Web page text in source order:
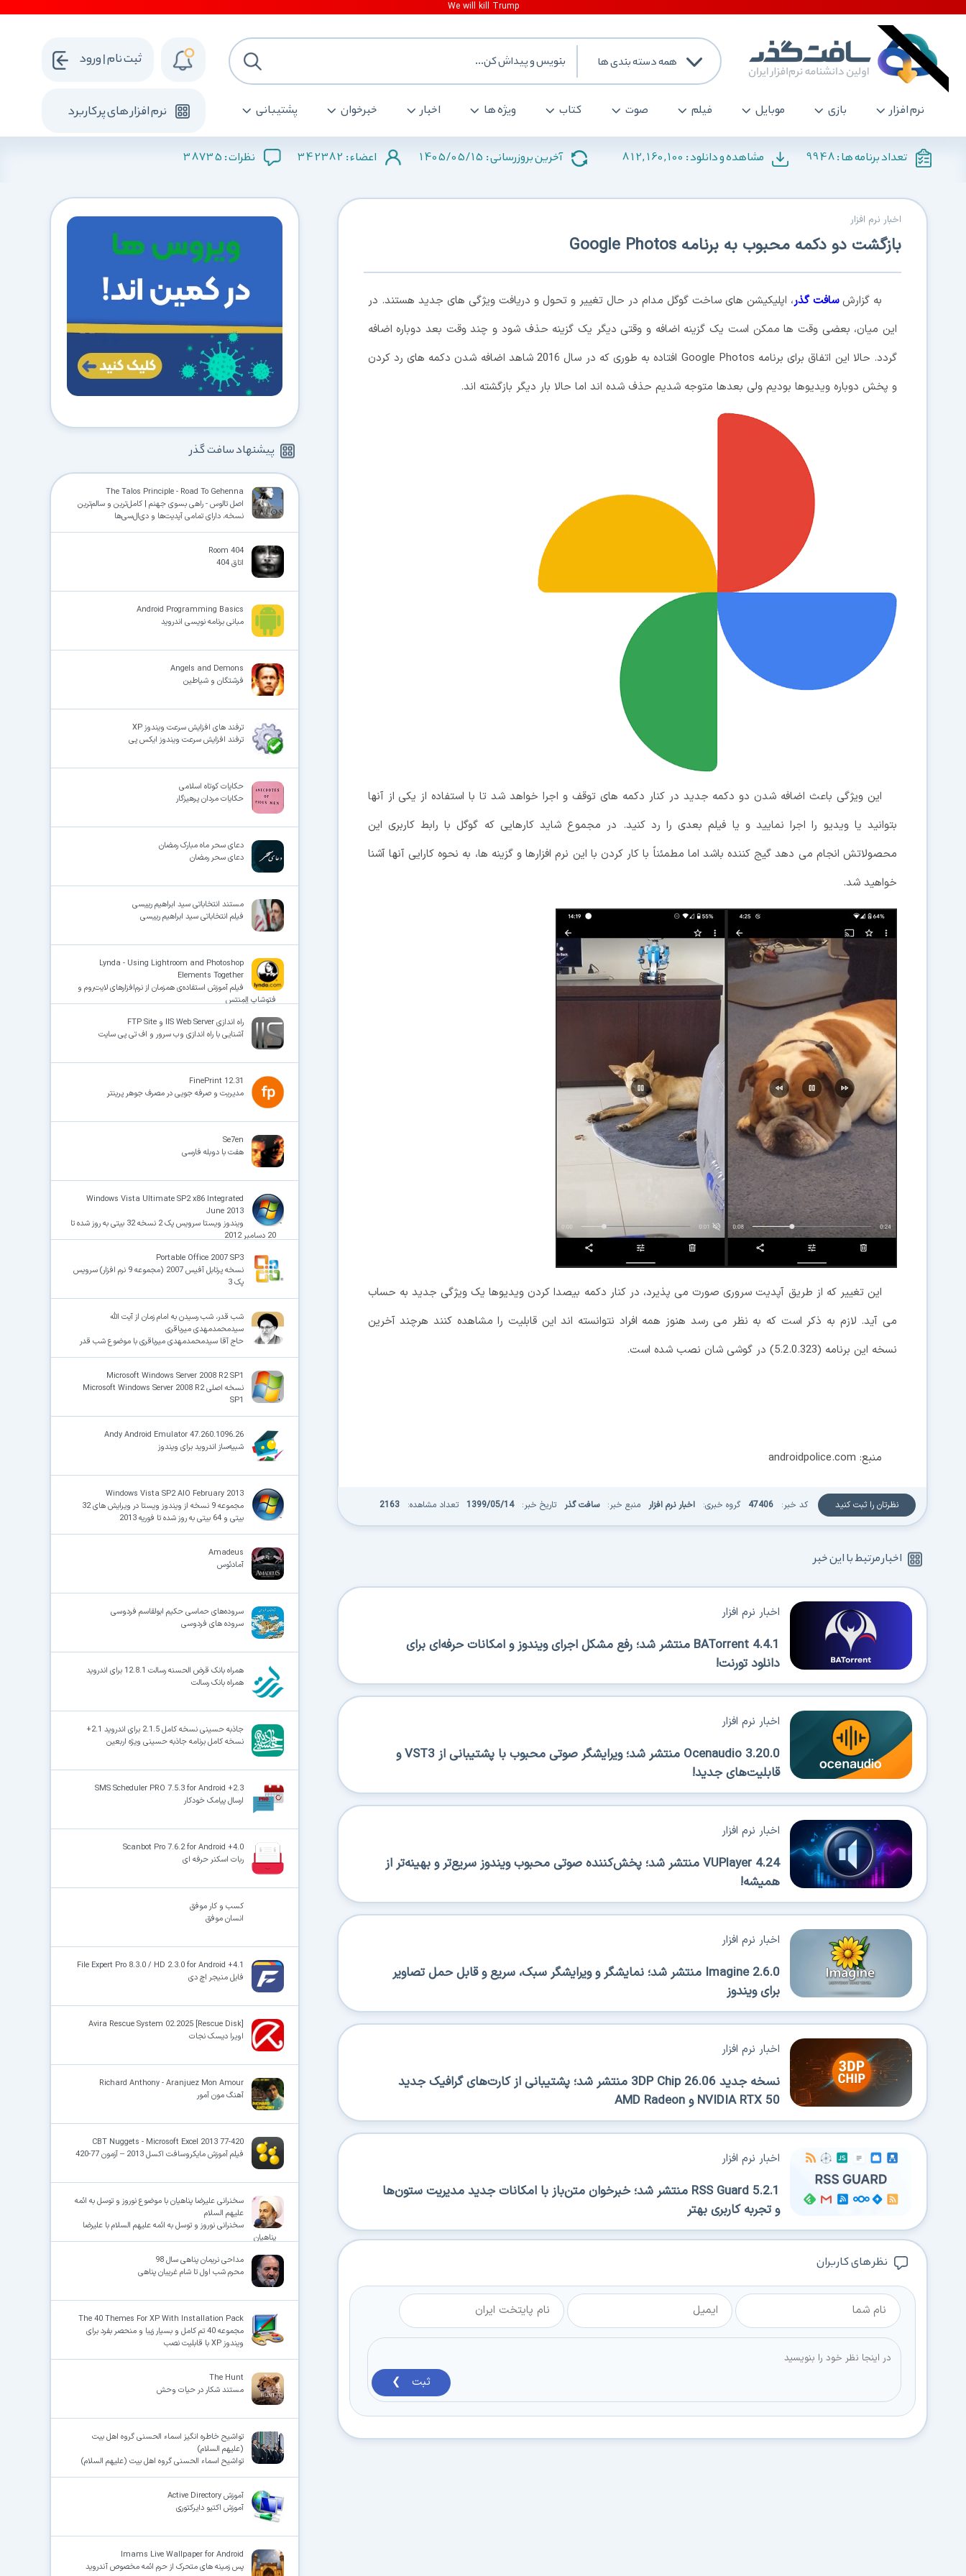
همه دسته بندی ها
نرم افزار بازی موبایل فیلم صوت کتاب ویژه ها اخبار خبرخوان پشتیبانی نرم افزار های پرکاربرد
ثبت نام | ورود
تعداد برنامه ها :9948 مشاهده و دانلود : 812,160,100 آخرین بروزرسانی : 1405/05/15 اعضاء : 342382 نظرات : 38735
اخبار نرم افزار
بازگشت دو دکمه محبوب به برنامه Google Photos
به گزارش سافت گذر، اپلیکیشن های ساخت گوگل مدام در حال تغییر و تحول و دریافت ویژگی های جدید هستند. در
این میان، بعضی وقت ها ممکن است یک گزینه اضافه و وقتی دیگر یک گزینه حذف شود و چند وقت بعد دوباره اضافه
گردد. حالا این اتفاق برای برنامه Google Photos افتاده به طوری که در سال 2016 شاهد اضافه شدن دکمه های رد کردن
و پخش دوباره ویدیوها بودیم ولی بعدها متوجه شدیم حذف شده اند اما حالا بار دیگر بازگشته اند.
این ویژگی باعث اضافه شدن دو دکمه جدید در کنار دکمه های توقف و اجرا خواهد شد تا با استفاده از یکی از آنها
بتوانید یا ویدیو را اجرا نمایید و یا فیلم بعدی را رد کنید. در مجموع شاید کارهایی که گوگل با رابط کاربری این
محصولاتش انجام می دهد گیج کننده باشد اما مطمئناً با کار کردن با این نرم افزارها و گزینه ها، به نحوه کارایی آنها آشنا
خواهید شد.
این تغییر که از طریق آپدیت سروری صورت می پذیرد، در کنار دکمه بیصدا کردن ویدیوها یک ویژگی جدید به حساب
می آید. لازم به ذکر است که به نظر می رسد هنوز همه افراد نتوانسته اند این قابلیت را مشاهده کنند هرچند آخرین
نسخه این برنامه (5.2.0.323) در گوشی شان نصب شده است.
منبع: androidpolice.com
نظرتان را ثبت کنید کد خبر: 47406 گروه خبری: اخبار نرم افزار منبع خبر: سافت گذر تاریخ خبر: 1399/05/14 تعداد مشاهده: 2163
اخبار مرتبط با این خبر
BATorrent 4.4.1 منتشر شد؛ رفع مشکل اجرای ویندوز و امکانات حرفه‌ای برای
دانلود تورنت!
اخبار نرم افزار
Ocenaudio 3.20.0 منتشر شد؛ ویرایشگر صوتی محبوب با پشتیبانی از VST3 و
قابلیت‌های جدید!
اخبار نرم افزار
VUPlayer 4.24 منتشر شد؛ پخش‌کننده صوتی محبوب ویندوز سریع‌تر و بهینه‌تر از
همیشه!
اخبار نرم افزار
Imagine 2.6.0 منتشر شد؛ نمایشگر و ویرایشگر سبک، سریع و قابل حمل تصاویر
برای ویندوز
اخبار نرم افزار
نسخه جدید 3DP Chip 26.06 منتشر شد؛ پشتیبانی از کارت‌های گرافیک جدید
NVIDIA RTX 50 و AMD Radeon
اخبار نرم افزار
RSS Guard 5.2.1 منتشر شد؛ خبرخوان متن‌باز با امکانات جدید مدیریت ستون‌ها
و تجربه کاربری بهتر
اخبار نرم افزار
نظر های کاربران
ثبت ❯
پیشنهاد سافت گذر
The Talos Principle - Road To Gehenna
اصل تالوس - راهی بسوی جهنم | کامل‌ترین و سالم‌ترین
نسخه، دارای تمامی آپدیت‌ها و دی‌ال‌سی‌ها
Room 404
اتاق 404
Android Programming Basics
مبانی برنامه نویسی اندروید
Angels and Demons
فرشتگان و شیاطین
ترفند های افزایش سرعت ویندوز XP
ترفند افزایش سرعت ویندوز ایکس پی
حکایات کوتاه اسلامی
حکایات مردان پرهیزگار
دعای سحر ماه مبارک رمضان
دعای سحر رمضان
مستند انتخاباتی سید ابراهیم رییسی
فیلم انتخاباتی سید ابراهیم رییسی
Lynda - Using Lightroom and Photoshop
Elements Together
فیلم آموزش استفاده‌ی همزمان از نرم‌افزارهای لایت‌روم و
فتوشاپ اِلِمِنتس
راه اندازی IIS Web Server و FTP Site
آشنایی با راه اندازی وب سرور و اف تی پی سایت
FinePrint 12.31
مدیریت و صرفه جویی در مصرف جوهر پرینتر
Se7en
هفت با دوبله فارسی
Windows Vista Ultimate SP2 x86 Integrated
June 2013
ویندوز ویستا سرویس پک 2 نسخه 32 بیتی به روز شده تا
20 دسامبر 2012
Portable Office 2007 SP3
نسخه پرتابل آفیس 2007 (مجموعه 9 نرم افزار) سرویس
پک 3
شب قدر، شب رسیدن به امام زمان از آیت الله
سیدمحمدمهدی میرباقری
حاج آقا سیدمحمدمهدی میرباقری با موضوع شب قدر
Microsoft Windows Server 2008 R2 SP1
نسخه اصلی Microsoft Windows Server 2008 R2
SP1
Andy Android Emulator 47.260.1096.26
شبیه‌ساز اندروید برای ویندوز
Windows Vista SP2 AIO February 2013
مجموعه 9 نسخه از ویندوز ویستا در ویرایش های 32
بیتی و 64 بیتی به روز شده تا فوریه 2013
Amadeus
آمادئوس
سروده‌های حماسی حکیم ابولقاسم فردوسی
سروده های فردوسی
همراه بانک قرض الحسنه رسالت 12.8.1 برای اندروید
همراه بانک رسالت
جاذبه حسینی نسخه کامل 2.1.5 برای اندروید 2.1+
نسخه کامل برنامه جاذبه حسینی ویژه اربعین
SMS Scheduler PRO 7.5.3 for Android +2.3
ارسال پیامک خودکار
Scanbot Pro 7.6.2 for Android +4.0
ربات اسکنر حرفه ای
کسب و کار موفق
انسان موفق
File Expert Pro 8.3.0 / HD 2.3.0 for Android +4.1
فایل منیجر اچ دی
Avira Rescue System 02.2025 [Rescue Disk]
اویرا دیسک نجات
Richard Anthony - Aranjuez Mon Amour
آهنگ مون آمور
CBT Nuggets - Microsoft Excel 2013 77-420
فیلم آموزش مایکروسافت اکسل 2013 – آزمون 77-420
سخنرانی علیرضا پناهیان با موضوع نوروز و توسل به ائمه
علیهم السلام
سخنرانی نوروز و توسل به ائمه علیهم السلام با علیرضا
پناهیان
مداحی نریمان پناهی سال 98
محرم شب اول تا شام غریبان پناهی
The 40 Themes For XP With Installation Pack
مجموعه 40 تم کامل و بسیار زیبا و منحصر بفرد برای
ویندوز XP با قابلیت نصب
The Hunt
مستند شکار در حیات وحش
تواشیح خاطره انگیز اسماء الحسنی گروه اهل بیت
(علیهم السلام)
تواشیح اسماء الحسنی گروه اهل بیت (علیهم السلام)
آموزش Active Directory
آموزش اکتیو دایرکتوری
Imams Live Wallpaper for Android
پس زمینه های متحرک از حرم ائمه مخصوص آندروید